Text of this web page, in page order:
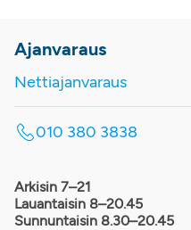
Ajanvaraus
Nettiajanvaraus
010 380 3838
Arkisin 7–21
Lauantaisin 8–20.45
Sunnuntaisin 8.30–20.45